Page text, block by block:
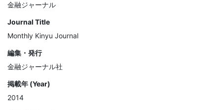
金融ジャーナル
Journal Title
Monthly Kinyu Journal
編集・発行
金融ジャーナル社
掲載年 (Year)
2014